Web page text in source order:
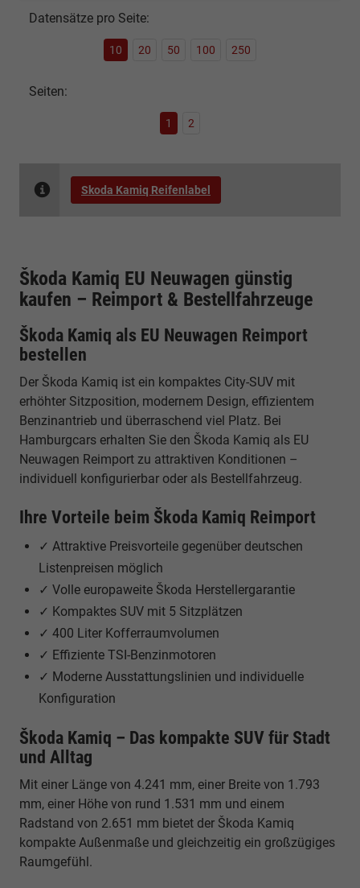
Datensätze pro Seite:
10 20 50 100 250
Seiten:
1 2
Skoda Kamiq Reifenlabel
Škoda Kamiq EU Neuwagen günstig
kaufen – Reimport & Bestellfahrzeuge
Škoda Kamiq als EU Neuwagen Reimport
bestellen
Der Škoda Kamiq ist ein kompaktes City-SUV mit
erhöhter Sitzposition, modernem Design, effizientem
Benzinantrieb und überraschend viel Platz. Bei
Hamburgcars erhalten Sie den Škoda Kamiq als EU
Neuwagen Reimport zu attraktiven Konditionen –
individuell konfigurierbar oder als Bestellfahrzeug.
Ihre Vorteile beim Škoda Kamiq Reimport
✓ Attraktive Preisvorteile gegenüber deutschen
Listenpreisen möglich
✓ Volle europaweite Škoda Herstellergarantie
✓ Kompaktes SUV mit 5 Sitzplätzen
✓ 400 Liter Kofferraumvolumen
✓ Effiziente TSI-Benzinmotoren
✓ Moderne Ausstattungslinien und individuelle
Konfiguration
Škoda Kamiq – Das kompakte SUV für Stadt
und Alltag
Mit einer Länge von 4.241 mm, einer Breite von 1.793
mm, einer Höhe von rund 1.531 mm und einem
Radstand von 2.651 mm bietet der Škoda Kamiq
kompakte Außenmaße und gleichzeitig ein großzügiges
Raumgefühl.